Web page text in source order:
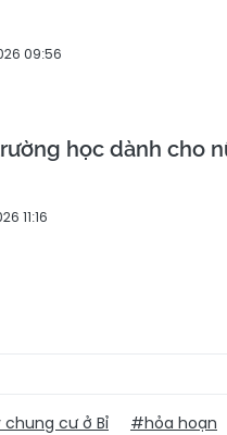
09:56
học dành cho
11:16
cư ở Bỉ #hỏa hoạn